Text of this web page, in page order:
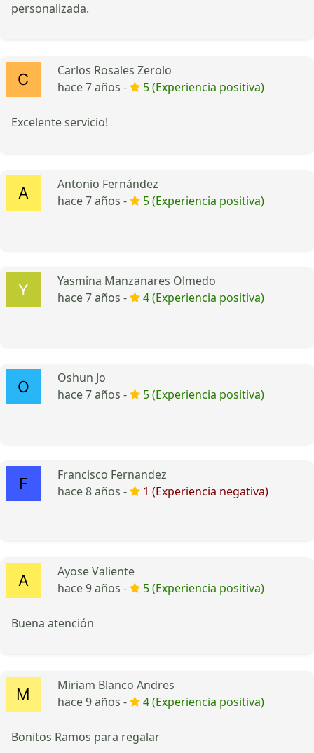
personalizada.
Carlos Rosales Zerolo
hace 7 años -
5 (Experiencia positiva)
Excelente servicio!
Antonio Fernández
hace 7 años -
5 (Experiencia positiva)
Yasmina Manzanares Olmedo
hace 7 años -
4 (Experiencia positiva)
Oshun Jo
hace 7 años -
5 (Experiencia positiva)
Francisco Fernandez
hace 8 años -
1 (Experiencia negativa)
Ayose Valiente
hace 9 años -
5 (Experiencia positiva)
Buena atención
Miriam Blanco Andres
hace 9 años -
4 (Experiencia positiva)
Bonitos Ramos para regalar